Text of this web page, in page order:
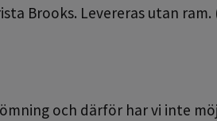
Brooks. Levereras utan
och därför har vi inte